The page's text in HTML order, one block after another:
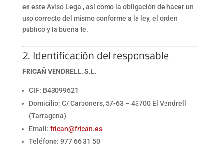
en este Aviso Legal, así como la obligación de hacer un
uso correcto del mismo conforme a la ley, el orden
público y la buena fe.
2. Identificación del responsable
FRICAÑ VENDRELL, S.L.
CIF: B43099621
Domicilio: C/ Carboners, 57-63 – 43700 El Vendrell
(Tarragona)
Email: frican@frican.es
Teléfono: 977 66 31 50